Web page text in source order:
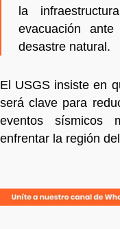
la
evacuación
desastre natural.
El USGS insiste en
será clave para
eventos sísmicos
enfrentar la región